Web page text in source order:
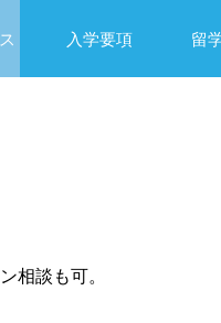
入学要項 留
相談も可。